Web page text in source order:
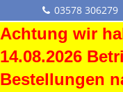
03578 306279
Achtung wir
14.08.2026
Bestellungen